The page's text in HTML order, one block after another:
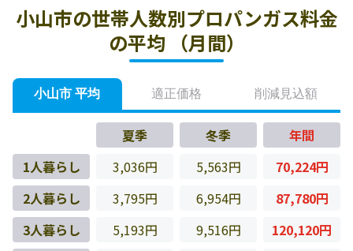
小山市の世帯人数別プロパンガス料金
の平均 （月間）
小山市 平均 適正価格 削減見込額
夏季 冬季
年間
1人暮らし
3,036円 5,563円
70,224円
2人暮らし
3,795円 6,954円
87,780円
3人暮らし
5,193円 9,516円
120,120円